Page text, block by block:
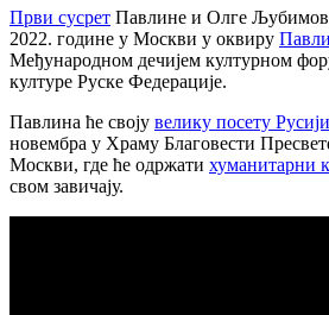
Први сусрет Павлине и Олге
2022. године у Москви у оквиру
Међународном дечијем културном
културе Руске Федерације.
Павлина ће своју велику посету Русији
новембра у Храму Благовести
Москви, где ће одржати хуманитарни
свом завичају.